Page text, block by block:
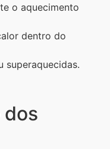
o aquecimento
dentro do
superaquecidas.